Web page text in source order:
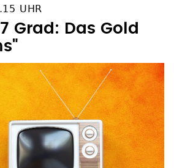
UHR
Grad: Das Gold